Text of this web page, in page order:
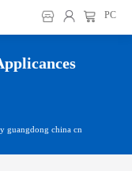
PC
guangdong china cn